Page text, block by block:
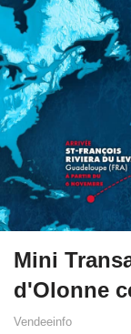
Mini
d'Olonne
Vendeeinfo